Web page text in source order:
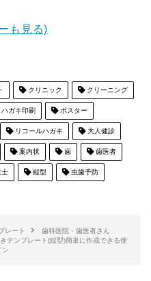
も見る)
クリニック クリーニング
ハガキ印刷 ポスター
リコールハガキ 大人健診
案内状 歯 歯医者
縦型 虫歯予防
レート
歯科医院・歯医者さん
テンプレート(縦型)簡単に作成できる便
ン